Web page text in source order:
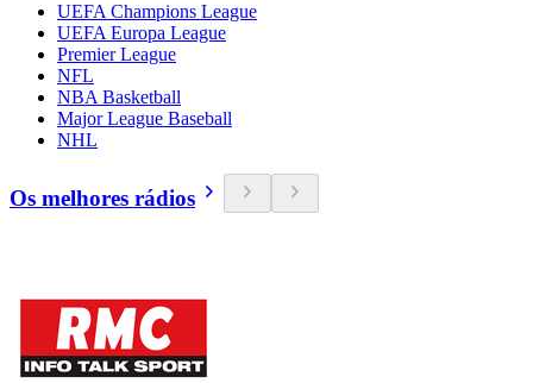
UEFA Champions League
UEFA Europa League
Premier League
NFL
NBA Basketball
Major League Baseball
NHL
Os melhores rádios